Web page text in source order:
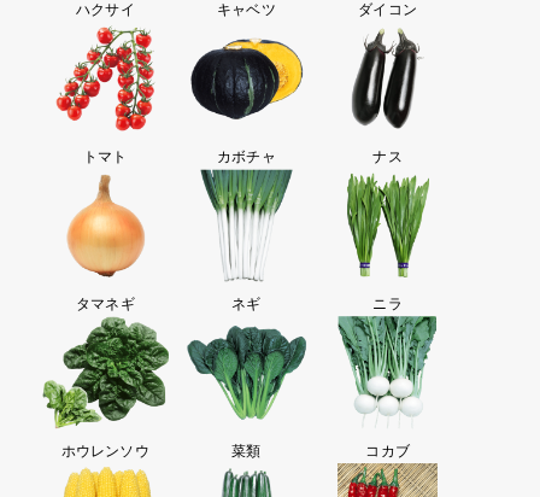
ハクサイ キャベツ ダイコン
トマト カボチャ ナス
タマネギ ネギ ニラ
ホウレンソウ 菜類 コカブ